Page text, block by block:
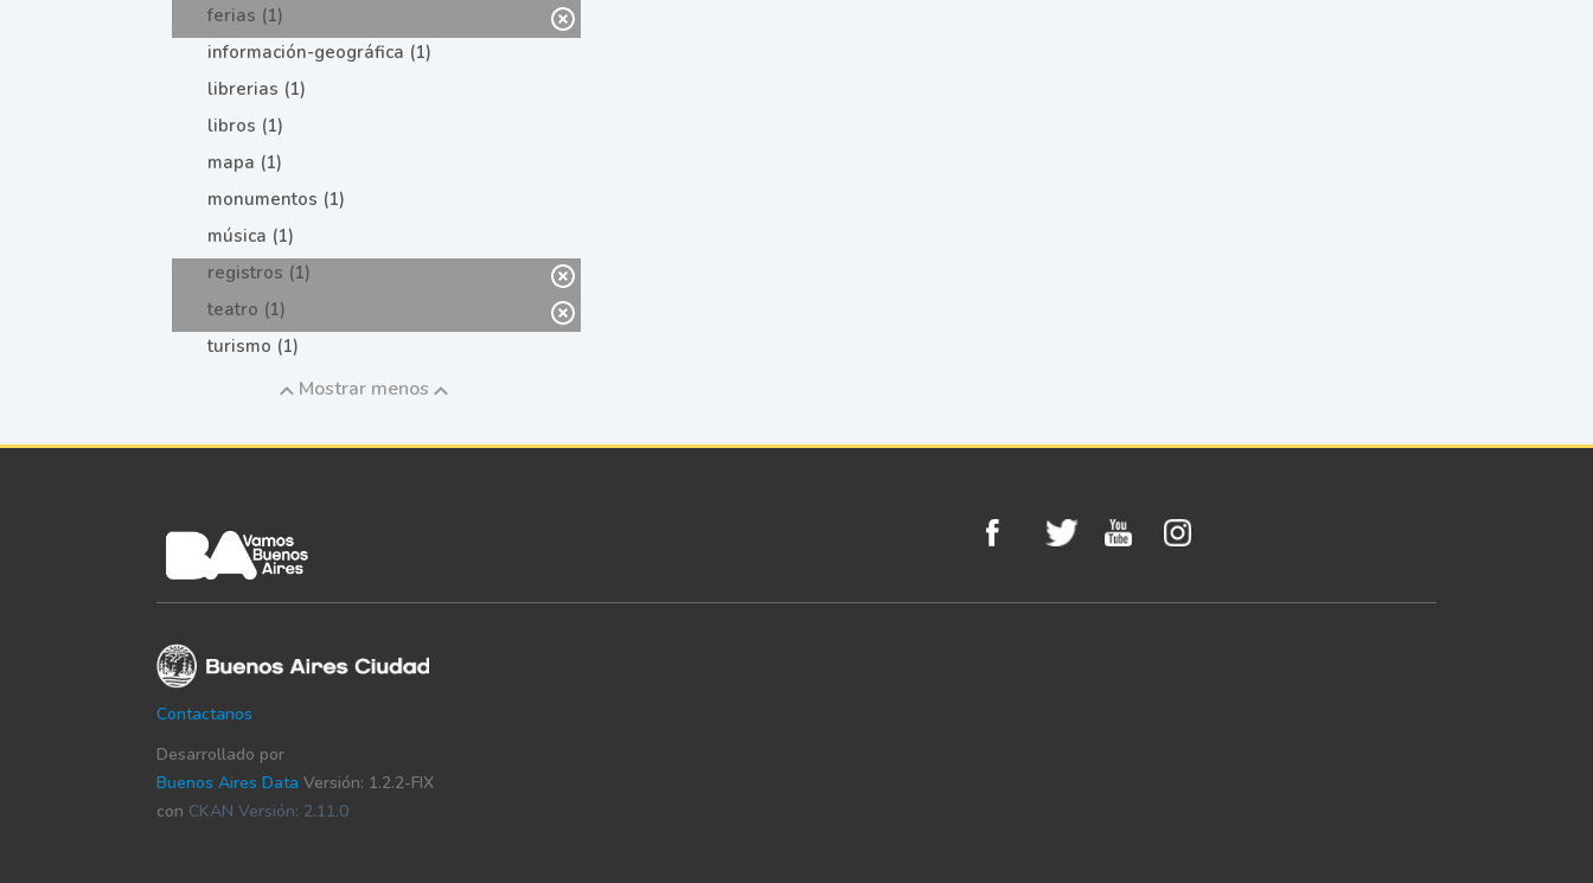
ferias (1)
información-geográfica (1)
librerias (1)
libros (1)
mapa (1)
monumentos (1)
música (1)
registros (1)
teatro (1)
turismo (1)
Mostrar menos
Contactanos
Desarrollado por
Buenos Aires Data Versión: 1.2.2-FIX
con CKAN Versión: 2.11.0